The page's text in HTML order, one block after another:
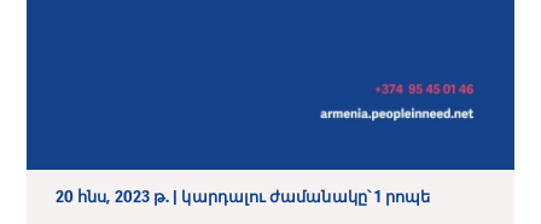
20 հնս, 2023 թ. | կարդալու ժամանակը՝ 1 րոպե